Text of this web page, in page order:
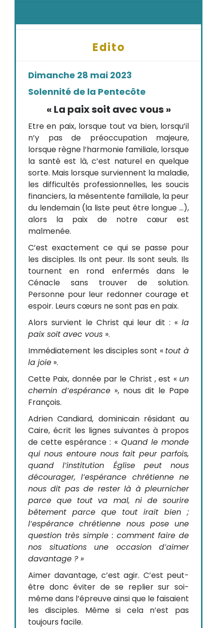
Edito
Dimanche 28 mai 2023
Solennité de la Pentecôte
« La paix soit avec vous »
Etre en paix, lorsque tout va bien, lorsqu’il
n’y pas de préoccupation majeure,
lorsque règne l’harmonie familiale, lorsque
la santé est là, c’est naturel en quelque
sorte. Mais lorsque surviennent la maladie,
les difficultés professionnelles, les soucis
financiers, la mésentente familiale, la peur
du lendemain (la liste peut être longue …),
alors la paix de notre cœur est
malmenée.
C’est exactement ce qui se passe pour
les disciples. Ils ont peur. Ils sont seuls. Ils
tournent en rond enfermés dans le
Cénacle sans trouver de solution.
Personne pour leur redonner courage et
espoir. Leurs cœurs ne sont pas en paix.
Alors survient le Christ qui leur dit : « la
paix soit avec vous ».
Immédiatement les disciples sont « tout à
la joie ».
Cette Paix, donnée par le Christ , est « un
chemin d’espérance », nous dit le Pape
François.
Adrien Candiard, dominicain résidant au
Caire, écrit les lignes suivantes à propos
de cette espérance : «Quand le monde
qui nous entoure nous fait peur parfois,
quand l’institution Église peut nous
décourager, l’espérance chrétienne ne
nous dit pas de rester là à pleurnicher
parce que tout va mal, ni de sourire
bêtement parce que tout irait bien ;
l’espérance chrétienne nous pose une
question très simple : comment faire de
nos situations une occasion d’aimer
davantage ? »
Aimer davantage, c’est agir. C’est peut-
être donc éviter de se replier sur soi-
même dans l’épreuve ainsi que le faisaient
les disciples. Même si cela n’est pas
toujours facile.